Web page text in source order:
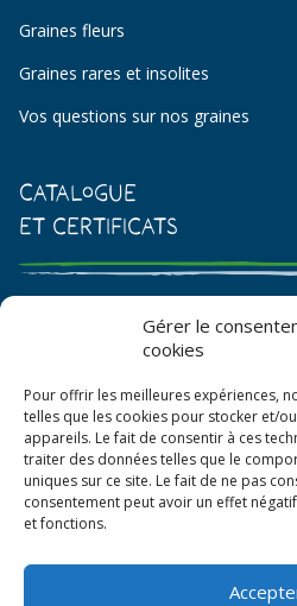
Gérer le
cookies
Pour offrir les meilleures expériences,
telles que les cookies pour stocker et/
appareils. Le fait de consentir à ces
traiter des données telles que le
uniques sur ce site. Le fait de ne pas
consentement peut avoir un effet
et fonctions.
Graines fleurs
Graines rares et insolites
Vos questions sur nos graines
Catalogue
et certificats
Catalogue de graines et semences
Bon de commande